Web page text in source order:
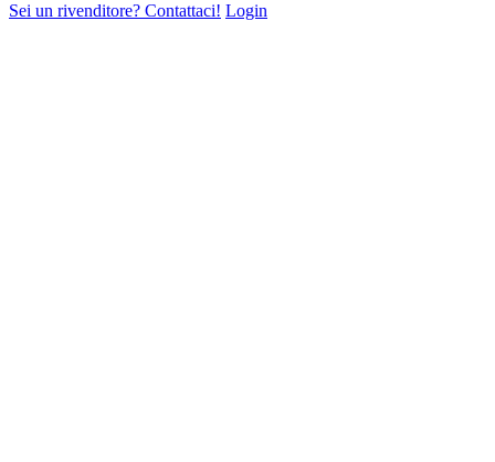
Sei un rivenditore? Contattaci! Login